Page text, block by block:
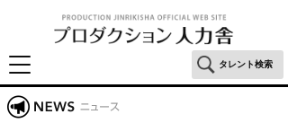
タレント検索